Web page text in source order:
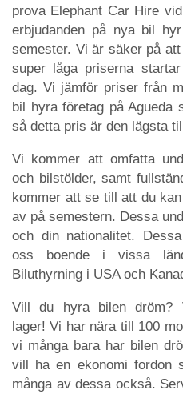
prova Elephant Car Hire
erbjudanden på nya bil
semester. Vi är säker på
super låga priserna
dag. Vi jämför priser från
bil hyra företag på Agueda
så detta pris är den lägsta
Vi kommer att omfatta
och bilstölder, samt
kommer att se till att du
av på semestern. Dessa
och din nationalitet.
oss boende i vissa
Biluthyrning i USA och
Vill du hyra bilen
lager! Vi har nära till 100
vi många bara har bilen
vill ha en ekonomi fordon
många av dessa också.